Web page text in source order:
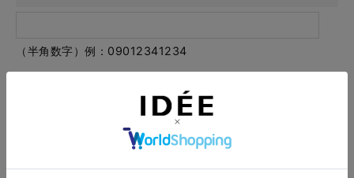
（半角数字）例：09012341234
例：info@example.com
※「.@ (@の前にドット)」、「.. (ドット2つ)」を含むメール